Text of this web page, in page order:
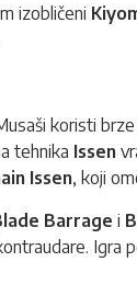
izobličeni
koristi brze
tehnika Issen
Issen, koji
Barrage i
Igra